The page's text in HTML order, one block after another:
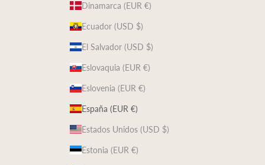
Dinamarca (EUR €)
Ecuador (USD $)
El Salvador (USD $)
Eslovaquia (EUR €)
Eslovenia (EUR €)
España (EUR €)
Estados Unidos (USD $)
Estonia (EUR €)